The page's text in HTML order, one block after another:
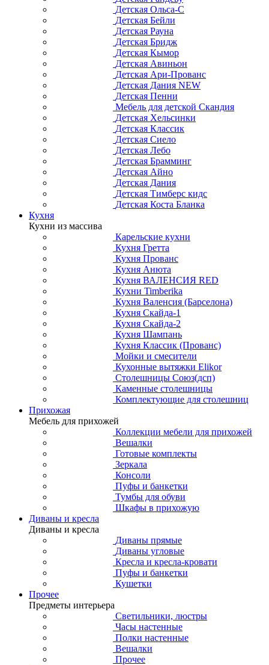
Детская Ольса-С
Детская Бейли
Детская Рауна
Детская Бридж
Детская Кымор
Детская Авиньон
Детская Ари-Прованс
Детская Дания NEW
Детская Пенни
Мебель для детской Скандия
Детская Хельсинки
Детская Классик
Детская Сиело
Детская Лебо
Детская Брамминг
Детская Айно
Детская Дания
Детская Тимберс кидс
Детская Коста Бланка
Кухня
Кухни из массива
Карельские кухни
Кухня Гретта
Кухня Прованс
Кухня Анюта
Кухня ВАЛЕНСИЯ RED
Кухни Timberika
Кухня Валенсия (Барселона)
Кухня Скайда-1
Кухня Скайда-2
Кухня Шампань
Кухня Классик (Прованс)
Мойки и смесители
Кухонные вытяжки Elikor
Столешницы Союз(дсп)
Каменные столешницы
Комплектующие для столешниц
Прихожая
Мебель для прихожей
Коллекции мебели для прихожей
Вешалки
Готовые комплекты
Зеркала
Консоли
Пуфы и банкетки
Тумбы для обуви
Шкафы в прихожую
Диваны и кресла
Диваны и кресла
Диваны прямые
Диваны угловые
Кресла и кресла-кровати
Пуфы и банкетки
Кушетки
Прочее
Предметы интерьера
Светильники, люстры
Часы настенные
Полки настенные
Вешалки
Прочее